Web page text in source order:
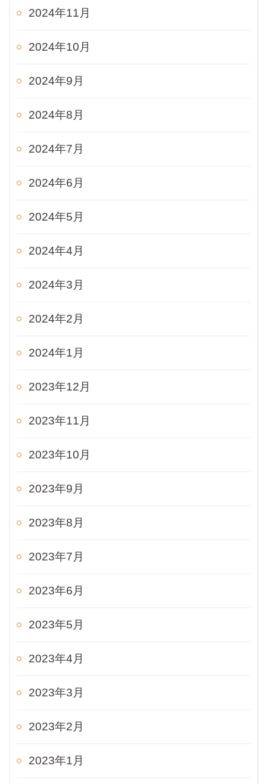
2024年11月
2024年10月
2024年9月
2024年8月
2024年7月
2024年6月
2024年5月
2024年4月
2024年3月
2024年2月
2024年1月
2023年12月
2023年11月
2023年10月
2023年9月
2023年8月
2023年7月
2023年6月
2023年5月
2023年4月
2023年3月
2023年2月
2023年1月